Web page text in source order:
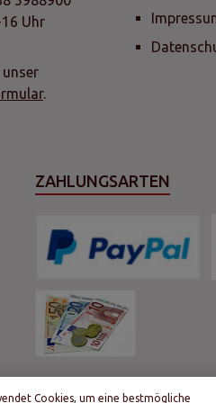
Uhr
.
ZAHLUNGSARTEN
Cookies, um eine bestmögliche